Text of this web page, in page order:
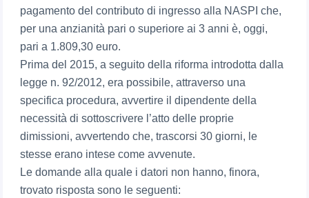
pagamento del contributo di ingresso alla NASPI che,
per una anzianità pari o superiore ai 3 anni è, oggi,
pari a 1.809,30 euro.
Prima del 2015, a seguito della riforma introdotta dalla
legge n. 92/2012, era possibile, attraverso una
specifica procedura, avvertire il dipendente della
necessità di sottoscrivere l’atto delle proprie
dimissioni, avvertendo che, trascorsi 30 giorni, le
stesse erano intese come avvenute.
Le domande alla quale i datori non hanno, finora,
trovato risposta sono le seguenti: